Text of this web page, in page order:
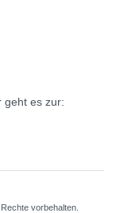
geht es zur:
vorbehalten.